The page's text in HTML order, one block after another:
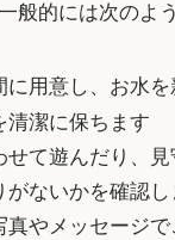
的には次のよ
用意し、お水
清潔に保ちます
て遊んだり、
がないかを確認し
やメッセージ